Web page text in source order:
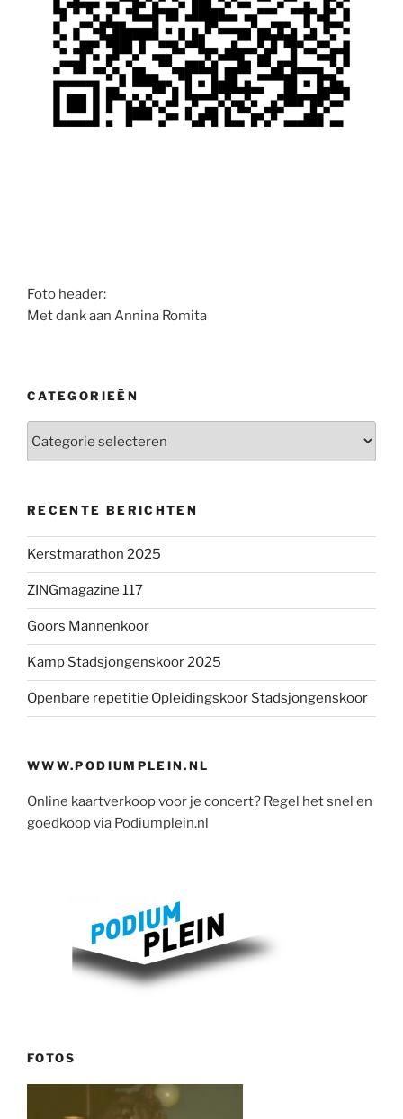
Foto header:
Met dank aan Annina Romita
CATEGORIEËN
RECENTE BERICHTEN
Kerstmarathon 2025
ZINGmagazine 117
Goors Mannenkoor
Kamp Stadsjongenskoor 2025
Openbare repetitie Opleidingskoor Stadsjongenskoor
WWW.PODIUMPLEIN.NL
Online kaartverkoop voor je concert? Regel het snel en
goedkoop via Podiumplein.nl
FOTOS